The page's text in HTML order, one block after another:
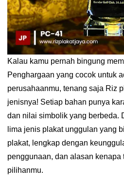
Kalau kamu pernah bingung
Penghargaan yang cocok untuk
perusahaanmu, tenang saja Riz
jenisnya! Setiap bahan punya
dan nilai simbolik yang berbeda.
lima jenis plakat unggulan yang
plakat, lengkap dengan
penggunaan, dan alasan
pilihanmu.